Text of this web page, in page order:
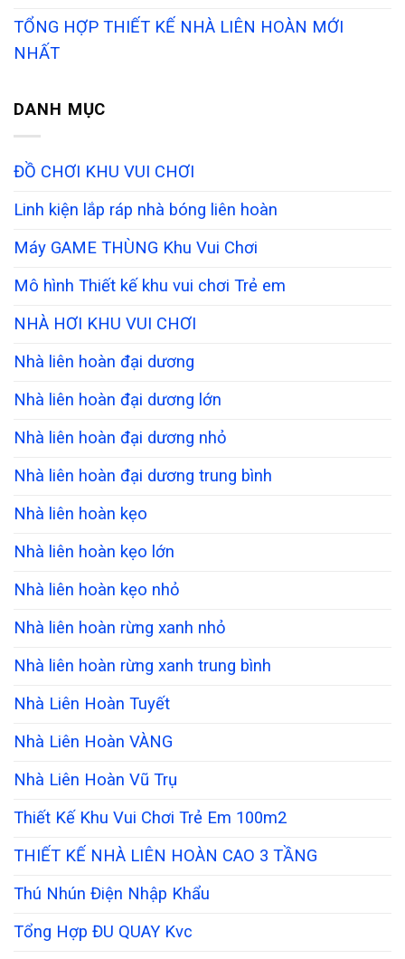
TỔNG HỢP THIẾT KẾ NHÀ LIÊN HOÀN MỚI
NHẤT
DANH MỤC
ĐỒ CHƠI KHU VUI CHƠI
Linh kiện lắp ráp nhà bóng liên hoàn
Máy GAME THÙNG Khu Vui Chơi
Mô hình Thiết kế khu vui chơi Trẻ em
NHÀ HƠI KHU VUI CHƠI
Nhà liên hoàn đại dương
Nhà liên hoàn đại dương lớn
Nhà liên hoàn đại dương nhỏ
Nhà liên hoàn đại dương trung bình
Nhà liên hoàn kẹo
Nhà liên hoàn kẹo lớn
Nhà liên hoàn kẹo nhỏ
Nhà liên hoàn rừng xanh nhỏ
Nhà liên hoàn rừng xanh trung bình
Nhà Liên Hoàn Tuyết
Nhà Liên Hoàn VÀNG
Nhà Liên Hoàn Vũ Trụ
Thiết Kế Khu Vui Chơi Trẻ Em 100m2
THIẾT KẾ NHÀ LIÊN HOÀN CAO 3 TẦNG
Thú Nhún Điện Nhập Khẩu
Tổng Hợp ĐU QUAY Kvc